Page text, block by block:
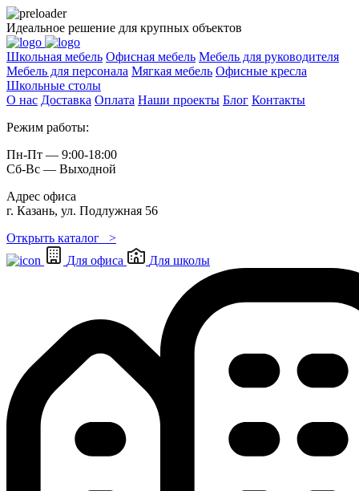
Идеальное решение для крупных объектов
Школьная мебель Офисная мебель Мебель для руководителя
Мебель для персонала Мягкая мебель Офисные кресла
Школьные cтолы
О нас Доставка Оплата Наши проекты Блог Контакты
Режим работы:
Пн-Пт — 9:00-18:00
Сб-Вс — Выходной
Адрес офиса
г. Казань, ул. Подлужная 56
Открыть каталог >
Для офиса
Для школы